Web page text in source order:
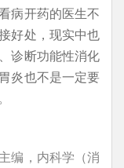
病开药的医生不
好处，现实中也
诊断功能性消化
炎也不是一定要
编，内科学（消